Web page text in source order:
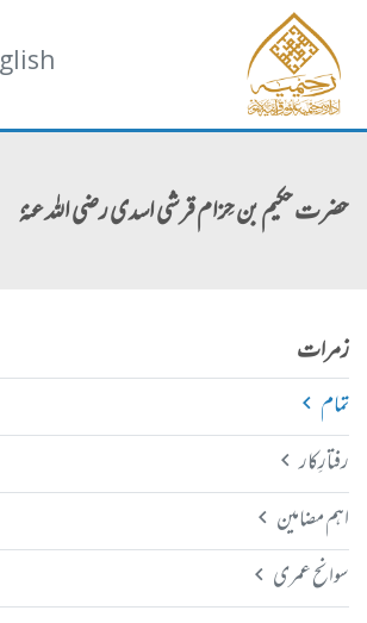
حضرت حکیم بن حِزام قرشی اسدی رضی اللہ عنہٗ
زمرات
تمام
رفتارِکار
اہم مضامین
سوانح عمری